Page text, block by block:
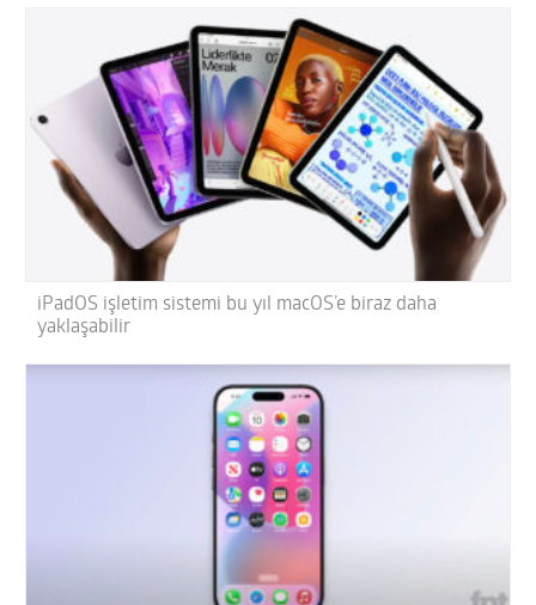
iPadOS işletim sistemi bu yıl macOS’e biraz daha
yaklaşabilir